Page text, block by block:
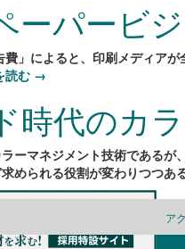
ーパービ
費」によると、印刷メディア
読む →
時代のカ
ーマネジメント技術である
められる役割が変わりつつあ
ア